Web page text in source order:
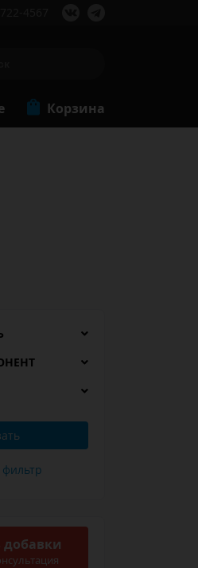
Корзина
добавки